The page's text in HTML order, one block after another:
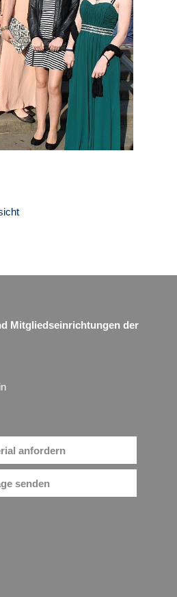
Mitgliedseinrichtungen der
anfordern
senden